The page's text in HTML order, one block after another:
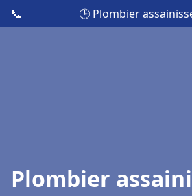
📞 🕒 Plombier
Plombier